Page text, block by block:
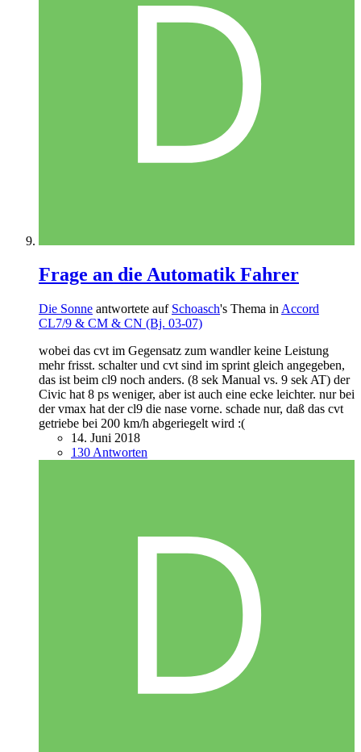
Frage an die Automatik Fahrer
Die Sonne antwortete auf Schoasch's Thema in Accord
CL7/9 & CM & CN (Bj. 03-07)
wobei das cvt im Gegensatz zum wandler keine Leistung
mehr frisst. schalter und cvt sind im sprint gleich angegeben,
das ist beim cl9 noch anders. (8 sek Manual vs. 9 sek AT) der
Civic hat 8 ps weniger, aber ist auch eine ecke leichter. nur bei
der vmax hat der cl9 die nase vorne. schade nur, daß das cvt
getriebe bei 200 km/h abgeriegelt wird :(
14. Juni 2018
130 Antworten